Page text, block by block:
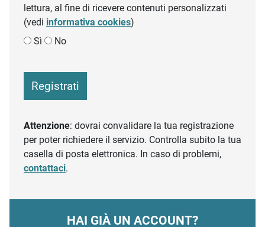
lettura, al fine di ricevere contenuti personalizzati
(vedi informativa cookies)
Sì
No
Registrati
Attenzione: dovrai convalidare la tua registrazione
per poter richiedere il servizio. Controlla subito la tua
casella di posta elettronica. In caso di problemi,
contattaci.
HAI GIÀ UN ACCOUNT?